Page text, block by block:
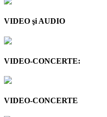
VIDEO şi AUDIO
VIDEO-CONCERTE:
VIDEO-CONCERTE